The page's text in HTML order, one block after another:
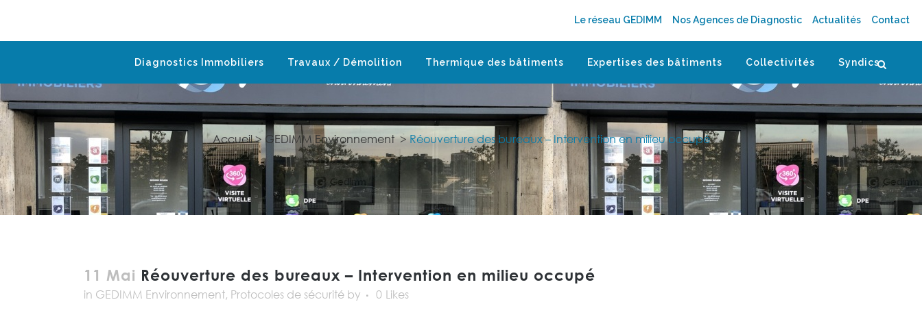
Le réseau GEDIMM Nos Agences de Diagnostic Actualités Contact
Diagnostics Immobiliers Travaux / Démolition Thermique des bâtiments Expertises des bâtiments Collectivités Syndics
Accueil>GEDIMM Environnement>Réouverture des bureaux – Intervention en milieu occupé
11 Mai Réouverture des bureaux – Intervention en milieu occupé
in GEDIMM Environnement, Protocoles de sécurité by 0 Likes